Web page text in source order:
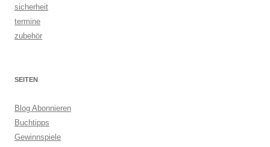
sicherheit
termine
zubehör
SEITEN
Blog Abonnieren
Buchtipps
Gewinnspiele